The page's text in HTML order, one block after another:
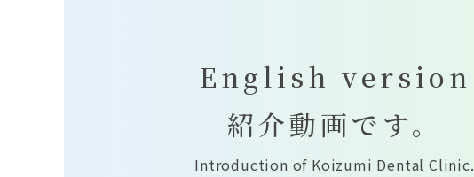
English version
紹介動画です。
Introduction of Koizumi Dental Clinic.